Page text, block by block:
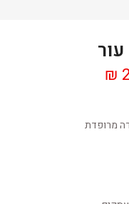
מרופדת